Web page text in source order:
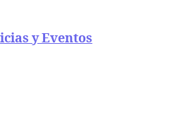
y Eventos